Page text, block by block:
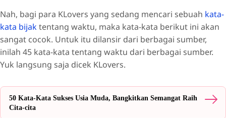
Nah, bagi para KLovers yang sedang mencari sebuah kata-
kata bijaktentang waktu, maka kata-kata berikut ini akan
sangat cocok. Untuk itu dilansir dari berbagai sumber,
inilah 45 kata-kata tentang waktu dari berbagai sumber.
Yuk langsung saja dicek KLovers.
50 Kata-Kata Sukses Usia Muda, Bangkitkan Semangat Raih
Cita-cita